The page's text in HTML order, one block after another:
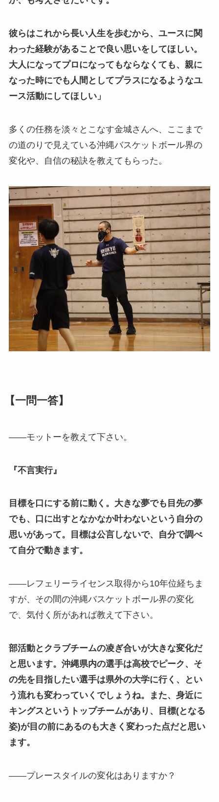
彼らはこれから長い人生を歩むから、ユースに関
わった経験があることで良い思いをしてほしい。
大人になってプロになってもならなくても、親に
なった時にでも人間としてプラスになるようなユ
ース活動にしてほしい」
多くの任務を淡々とこなす金城さんへ、ここまで
の道のりで見えている沖縄バスケットボール界の
変化や、自信の秘訣を教えてもらった。
【一問一答】
——モットーを教えて下さい。
『不言実行』
目標を口にする前に動く。大きな夢でも目先の夢
でも、口に出すとなかなか叶わないという自分の
思いがあって。目標は公言しないで、自分で調べ
て自分で動きます。
——レフェリーライセンス取得から10年位経ちま
すが、その間の沖縄バスケットボール界の変化
で、気付く 所があれば教えて下さい。
部活動とクラブチームの凌ぎ合いが大きな変化だ
と思います。沖縄県内の選手は高校でピーク、そ
の先を目指したい選手は県外の大学に行く、とい
う流れも変わっていくでしょうね。また、身近に
キングスというトップチームがあり、目標(となる
姿)が目の前にあるのも大きく変わった点だと思い
ます。
——プレースタイルの変化はありますか？